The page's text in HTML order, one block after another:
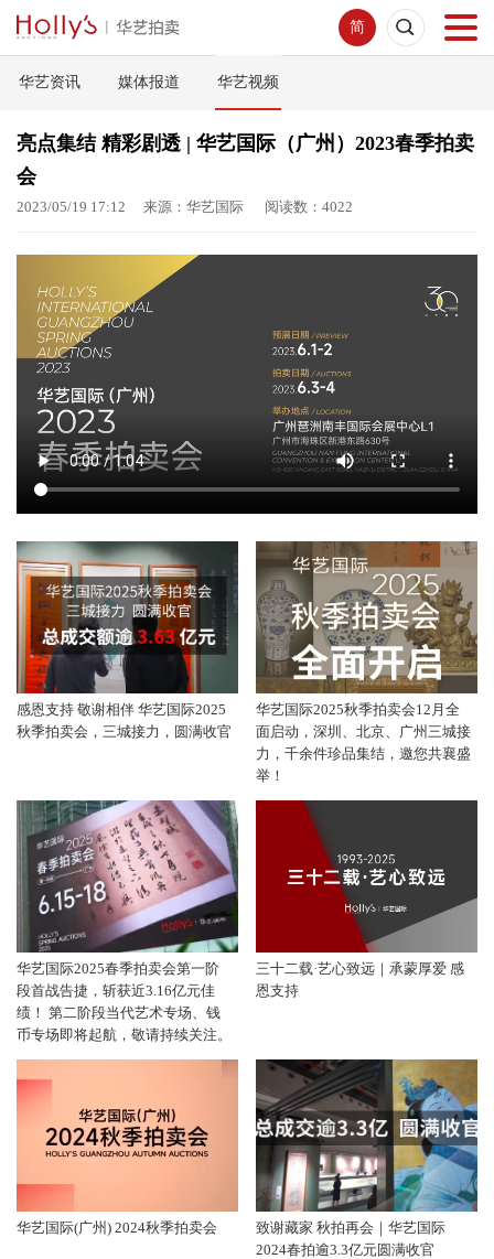
简
首页
拍卖预展
线下拍卖
网络拍卖
服务指南
新闻中心
关于我们
华艺资讯 媒体报道 华艺视频
亮点集结 精彩剧透 | 华艺国际（广州）2023春季拍卖
会
2023/05/19 17:12 来源：华艺国际 阅读数：4022
感恩支持 敬谢相伴 华艺国际2025
秋季拍卖会，三城接力，圆满收官
华艺国际2025秋季拍卖会12月全
面启动，深圳、北京、广州三城接
力，千余件珍品集结，邀您共襄盛
举！
华艺国际2025春季拍卖会第一阶
段首战告捷，斩获近3.16亿元佳
绩！ 第二阶段当代艺术专场、钱
币专场即将起航，敬请持续关注。
三十二载·艺心致远｜承蒙厚爱 感
恩支持
华艺国际(广州) 2024秋季拍卖会
致谢藏家 秋拍再会｜华艺国际
2024春拍逾3.3亿元圆满收官